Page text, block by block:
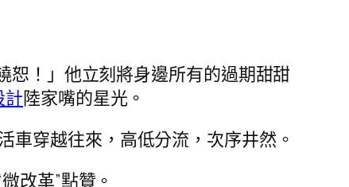
恕！」他立刻將身邊所有的過期甜甜
計陸家嘴的星光。
穿越往來，高低分流，次序井然。
改革”點贊。